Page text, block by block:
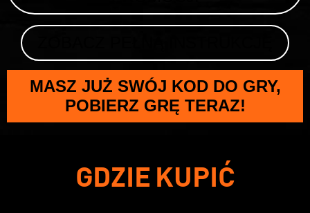
MASZ JUŻ SWÓJ KOD DO GRY,
POBIERZ GRĘ TERAZ!
GDZIE KUPIĆ